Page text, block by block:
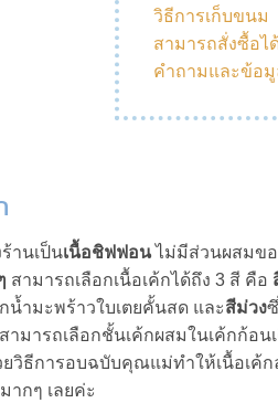
วิธีการเก็บขนม
สามารถสั่งซื้อไ
คำถามและข้อมู
านเป็นเนื้อชิฟฟอนไม่มีส่วนผสมขอ
สามารถเลือกเนื้อเค้กได้ถึง 3 สี คือ
น้ำมะพร้าวใบเตยคั้นสด และสีม่วง
ารถเลือกชั้นเค้กผสมในเค้กก้อน
ยวิธีการอบฉบับคุณแม่ทำให้เนื้อเค้
ากๆ เลยค่ะ